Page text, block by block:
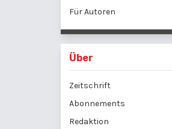
Für Autoren
Über
Zeitschrift
Abonnements
Redaktion